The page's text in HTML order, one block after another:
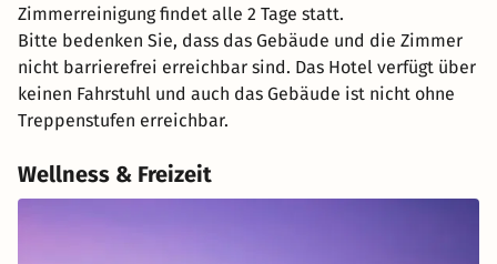
Zimmerreinigung findet alle 2 Tage statt.
Bitte bedenken Sie, dass das Gebäude und die Zimmer
nicht barrierefrei erreichbar sind. Das Hotel verfügt über
keinen Fahrstuhl und auch das Gebäude ist nicht ohne
Treppenstufen erreichbar.
Wellness & Freizeit